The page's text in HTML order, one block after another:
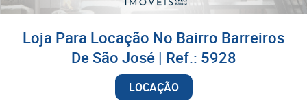
Loja Para Locação No Bairro Barreiros
De São José | Ref.: 5928
LOCAÇÃO